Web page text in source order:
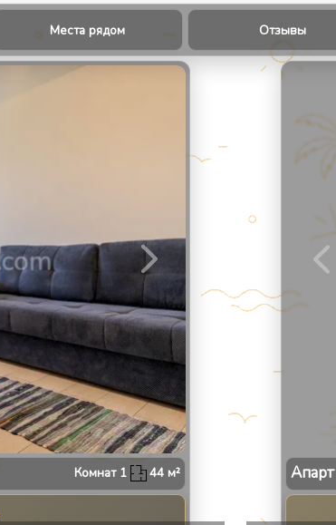
Места рядом Отзывы
Комнат 1 44 м² Апарт